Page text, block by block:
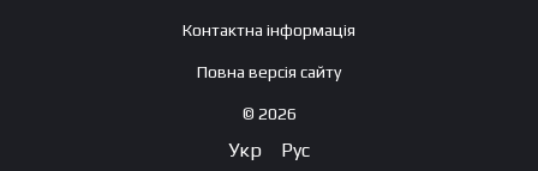
Контактна інформація
Повна версія сайту
© 2026
Укр Рус